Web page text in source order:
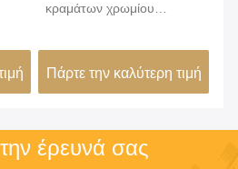
κραμάτων χρωμίου
ανοπτημένος
Πάρτε την καλύτερη τιμή
την έρευνά σας